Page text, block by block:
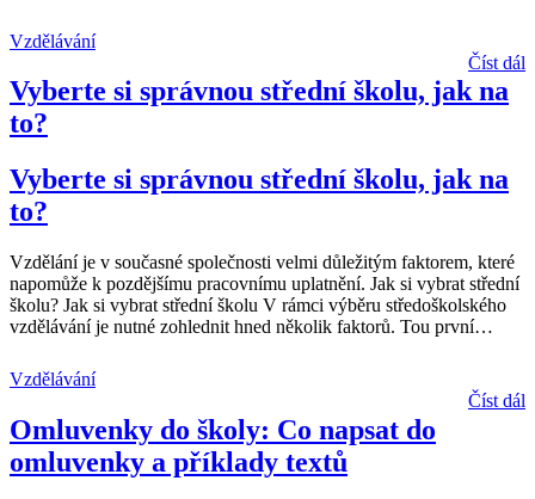
Vzdělávání
Číst dál
Vyberte si správnou střední školu, jak na
to?
Vyberte si správnou střední školu, jak na
to?
Vzdělání je v současné společnosti velmi důležitým faktorem, které
napomůže k pozdějšímu pracovnímu uplatnění. Jak si vybrat střední
školu? Jak si vybrat střední školu V rámci výběru středoškolského
vzdělávání je nutné zohlednit hned několik faktorů. Tou první…
Vzdělávání
Číst dál
Omluvenky do školy: Co napsat do
omluvenky a příklady textů